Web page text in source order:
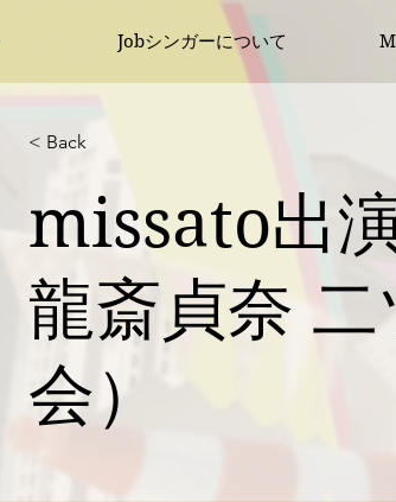
Jobシンガーについて
< Back
missato出
龍斎貞奈
会）